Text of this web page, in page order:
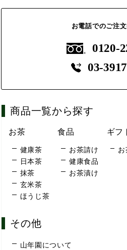
お電話でのご注
0120-
03-
商品一覧から探す
お茶
健康茶
日本茶
抹茶
玄米茶
ほうじ茶
食品
お茶請け
健康食品
お茶漬け
ギフ
お
その他
山年園について